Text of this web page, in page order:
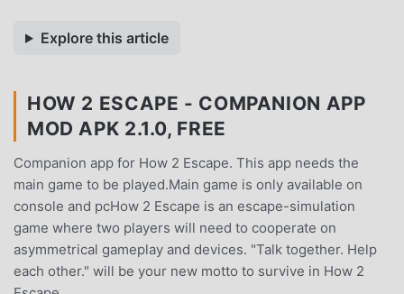
Explore this article
HOW 2 ESCAPE - COMPANION APP
MOD APK 2.1.0, FREE
Companion app for How 2 Escape. This app needs the
main game to be played.Main game is only available on
console and pcHow 2 Escape is an escape-simulation
game where two players will need to cooperate on
asymmetrical gameplay and devices. "Talk together. Help
each other." will be your new motto to survive in How 2